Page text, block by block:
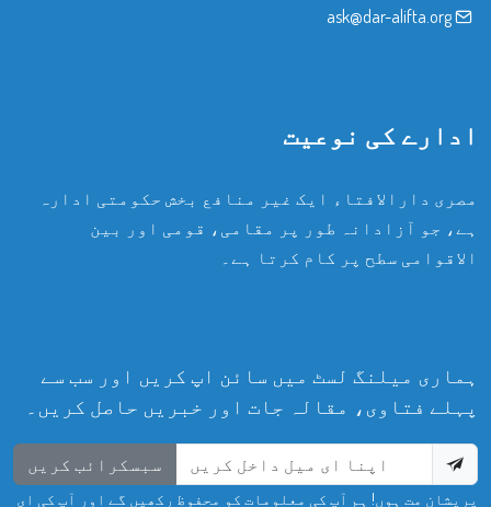
ask@dar-alifta.org
ادارے کی نوعیت
مصری دارالافتاء ایک غیر منافع بخش حکومتی ادارہ
ہے، جو آزادانہ طور پر مقامی، قومی اور بین
الاقوامی سطح پر کام کرتا ہے۔
ہماری میلنگ لسٹ میں سائن اپ کریں اور سب سے
پہلے فتاوی، مقالہ جات اور خبریں حاصل کریں۔
سبسکرائب کریں
پریشان مت ہوں! ہم آپ کی معلومات کو محفوظ رکھیں گے اور آپ کی ای